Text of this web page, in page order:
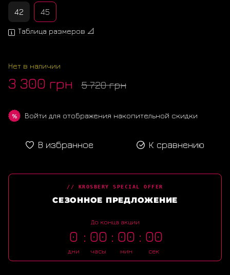
42 45
Таблица размеров 📐
Нет в наличии
3 300 грн 5 720 грн
% Войти для отображения накопительной скидки
В избранное К сравнению
// KROSBERY SPECIAL OFFER
СЕЗОННОЕ ПРЕДЛОЖЕНИЕ
До конца акции
0
дни
00
часы
00
мин
00
сек